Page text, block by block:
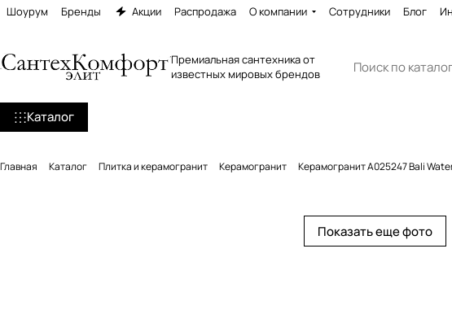
Шоурум Бренды Акции Распродажа О компании Сотрудники Блог
Премиальная сантехника от
известных мировых брендов
Каталог
Главная Каталог Плитка и керамогранит Керамогранит Керамогранит A025247 Bali
Показать еще фото